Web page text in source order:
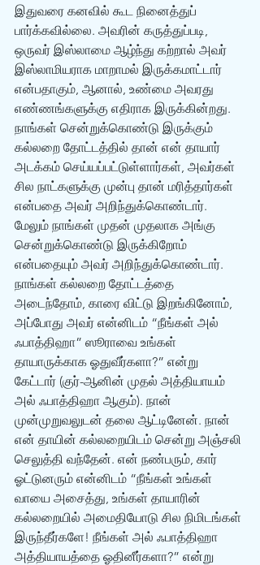
இதுவரை கனவில் கூட நினைத்துப்
பார்க்கவில்லை. அவரின் கருத்துப்படி,
ஒருவர் இஸ்லாமை ஆழ்ந்து கற்றால் அவர்
இஸ்லாமியராக மாறாமல் இருக்கமாட்டார்
என்பதாகும், ஆனால், உண்மை அவரது
எண்ணங்களுக்கு எதிராக இருக்கின்றது.
நாங்கள் சென்றுக்கொண்டு இருக்கும்
கல்லறை தோட்டத்தில் தான் என் தாயார்
அடக்கம் செய்யப்பட்டுள்ளார்கள், அவர்கள்
சில நாட்களுக்கு முன்பு தான் மரித்தார்கள்
என்பதை அவர் அறிந்துக்கொண்டார்.
மேலும் நாங்கள் முதன் முதலாக அங்கு
சென்றுக்கொண்டு இருக்கிறோம்
என்பதையும் அவர் அறிந்துக்கொண்டார்.
நாங்கள் கல்லறை தோட்டத்தை
அடைந்தோம், காரை விட்டு இறங்கினோம்,
அப்போது அவர் என்னிடம் “நீங்கள் அல்
ஃபாத்திஹா” ஸூராவை உங்கள்
தாயாருக்காக ஓதுவீர்களா?” என்று
கேட்டார் (குர்-ஆனின் முதல் அத்தியாயம்
அல் ஃபாத்திஹா ஆகும்). நான்
முன்முறுவலுடன் தலை ஆட்டினேன். நான்
என் தாயின் கல்லறையிடம் சென்று அஞ்சலி
செலுத்தி வந்தேன். என் நண்பரும், கார்
ஓட்டுனரும் என்னிடம் “நீங்கள் உங்கள்
வாயை அசைத்து, உங்கள் தாயாரின்
கல்லறையில் அமைதியோடு சில நிமிடங்கள்
இருந்தீர்களே! நீங்கள் அல் ஃபாத்திஹா
அத்தியாயத்தை ஓதினீர்களா?” என்று